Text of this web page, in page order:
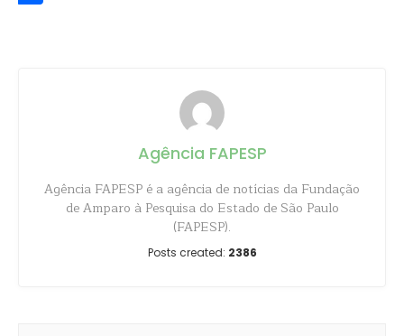
Agência FAPESP
Agência FAPESP é a agência de notícias da Fundação
de Amparo à Pesquisa do Estado de São Paulo
(FAPESP).
Posts created: 2386